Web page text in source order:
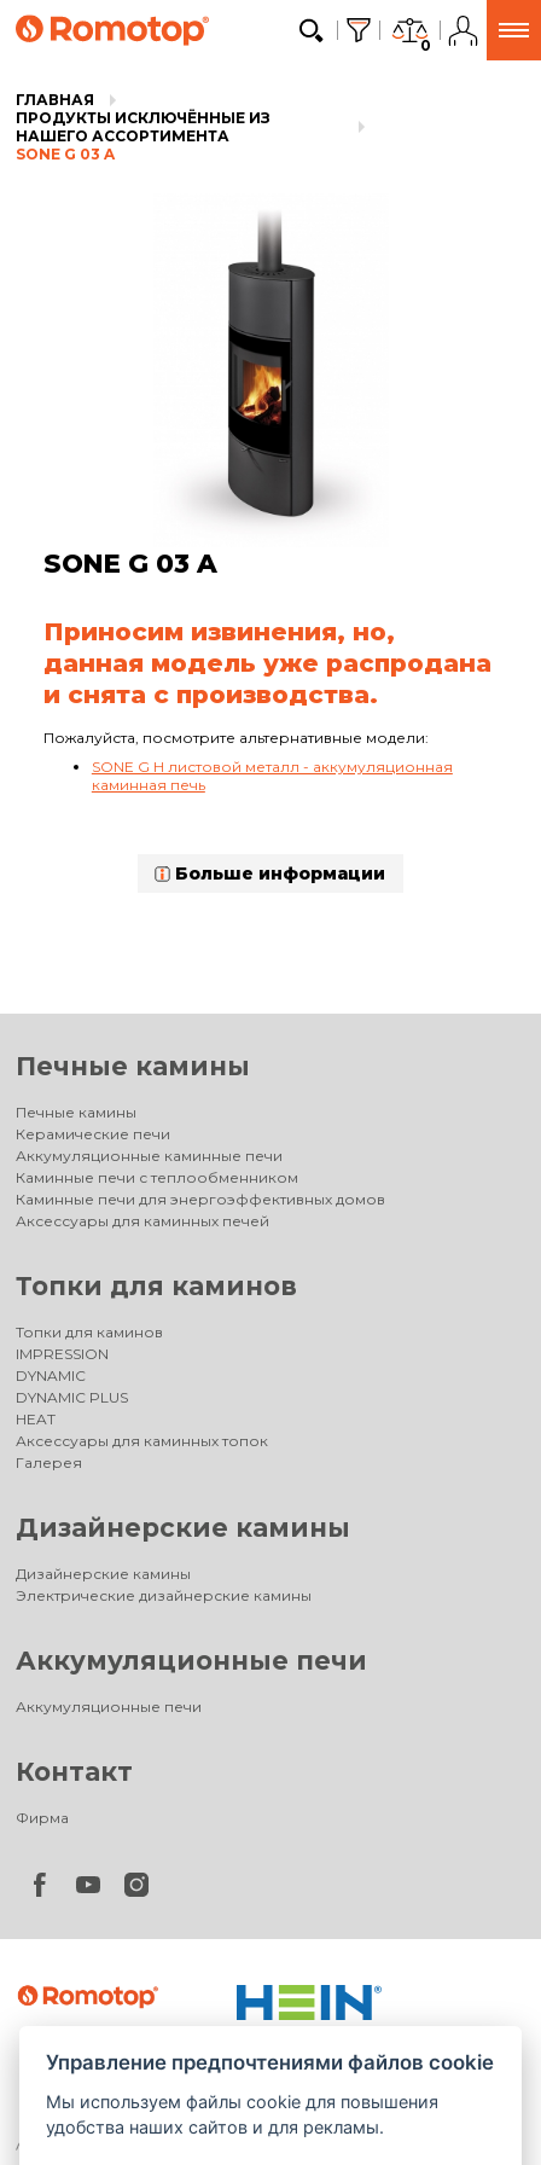
0
ГЛАВНАЯ
ПРОДУКТЫ ИСКЛЮЧЁННЫЕ ИЗ
НАШЕГО АССОРТИМЕНТА
SONE G 03 A
SONE G 03 A
Приносим извинения, но,
данная модель уже распродана
и снята с производства.
Пожалуйста, посмотрите альтернативные модели:
SONE G H листовой металл - аккумуляционная
каминная печь
Больше информации
Печные камины
Печные камины
Керамические печи
Аккумуляционные каминные печи
Каминные печи с теплообменником
Каминные печи для энергоэффективных домов
Аксессуары для каминных печей
Топки для каминов
Топки для каминов
IMPRESSION
DYNAMIC
DYNAMIC PLUS
HEAT
Аксессуары для каминных топок
Галерея
Дизайнерские камины
Дизайнерские камины
Электрические дизайнерские камины
Аккумуляционные печи
Аккумуляционные печи
Контакт
Фирма
Управление предпочтениями файлов cookie
Мы используем файлы cookie для повышения
удобства наших сайтов и для рекламы.